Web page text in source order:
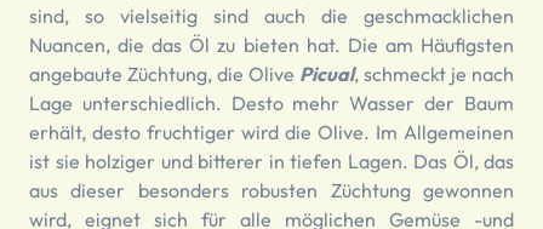
sind, so vielseitig sind auch die geschmacklichen
Nuancen, die das Öl zu bieten hat. Die am Häufigsten
angebaute Züchtung, die Olive Picual, schmeckt je nach
Lage unterschiedlich. Desto mehr Wasser der Baum
erhält, desto fruchtiger wird die Olive. Im Allgemeinen
ist sie holziger und bitterer in tiefen Lagen. Das Öl, das
aus dieser besonders robusten Züchtung gewonnen
wird, eignet sich für alle möglichen Gemüse -und